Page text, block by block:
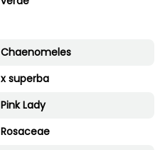
Chaenomeles
x superba
Pink Lady
Rosaceae